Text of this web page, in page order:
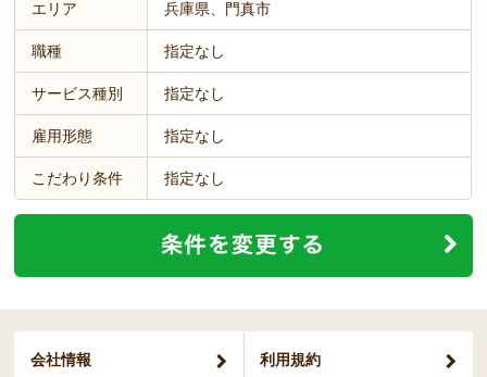
エリア 兵庫県、門真市
職種 指定なし
サービス種別 指定なし
雇用形態 指定なし
こだわり条件 指定なし
会社情報 利用規約